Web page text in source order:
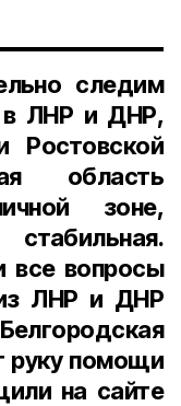
следим
в ЛНР и ДНР,
Ростовской
область
зоне,
все вопросы
ЛНР и ДНР
руку помощи
на сайте